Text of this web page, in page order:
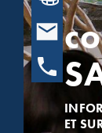
ET